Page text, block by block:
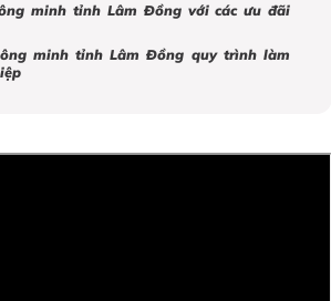
minh tỉnh Lâm Đồng với các ưu đãi
minh tỉnh Lâm Đồng quy trình làm